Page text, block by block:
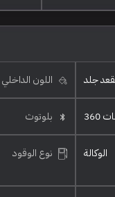
جلد اللون الداخلي
بلوتوث
الوكالة نوع الوقود